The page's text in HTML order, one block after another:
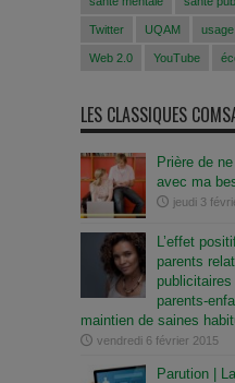
Twitter UQAM usage
Web 2.0 YouTube
LES CLASSIQUES
Prière de
avec ma
jeudi 3
L’effet
parents
parents-
maintien de saines
vendredi 6 février 2015
Parution |